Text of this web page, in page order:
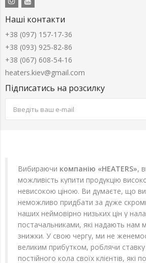
Наші контакти
+38 (097) 157-17-36
+38 (093) 925-82-86
+38 (067) 608-54-16
heaters.kiev@gmail.com
Підписатись на розсилку
Вибираючи компанію «HEATERS»,
можливість купити продукцію
невисокою ціною. Ви думаєте, що
неможливо придбати за дуже
наших неймовірно низьких цін у
постачальниками, які надають нам
знижки. У свою чергу, ми не
великим прибутком, роблячи
постійного кола своїх клієнтів, які